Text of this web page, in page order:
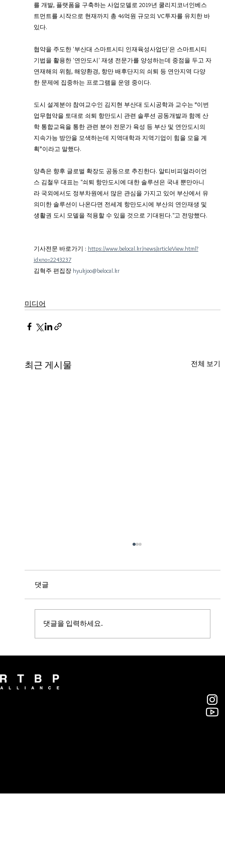
를 개발, 플랫폼을 구축하는 사업모델로 2019년 쿨리지코너인베스
트먼트를 시작으로 현재까지 총 46억원 규모의 VC투자를 유치한 바
있다.
협약을 주도한 '부산대 스마트시티 인재육성사업단'은 스마트시티
기법을 활용한 '연안도시' 재생 전문가를 양성하는데 중점을 두고 자
연재해의 위험, 해양환경, 항만 배후단지의 쇠퇴 등 연안지역 다양
한 문제에 집중하는 프로그램을 운영 중이다.
도시 설계분야 참여교수인 김지현 부산대 도시공학과 교수는 “이번
업무협약을 토대로 쇠퇴 항만도시 관련 솔루션 공동개발과 함께 산
학 통합교육을 통한 관련 분야 전문가 육성 등 부산 및 연안도시의
지속가능 방안을 모색하는데 지역대학과 지역기업이 힘을 모을 계
획”이라고 말했다.
양측은 향후 글로벌 확장도 공동으로 추진한다. 알티비피얼라이언
스 김철우 대표는 "쇠퇴 항만도시에 대한 솔루션은 국내 뿐만아니
라 국외에서도 정부차원에서 많은 관심을 가지고 있어 부산에서 유
의미한 솔루션이 나온다면 전세계 항만도시에 부산의 연안재생 및
생활권 도시 모델을 적용할 수 있을 것으로 기대된다."고 전망했다.
기사전문 바로가기 : https://www.belocal.kr/news/articleView.html?
idxno=2243237
김혁주 편집장 hyukjoo@belocal.kr
미디어
최근 게시물 전체 보기
Busan Dynamics’, 부국제 커뮤니티비프 시
사회 성료
댓글
댓글을 입력하세요.